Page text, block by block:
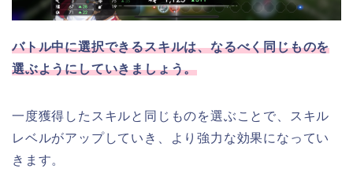
バトル中に選択できるスキルは、なるべく同じものを
選ぶようにしていきましょう。
一度獲得したスキルと同じものを選ぶことで、スキル
レベルがアップしていき、より強力な効果になってい
きます。